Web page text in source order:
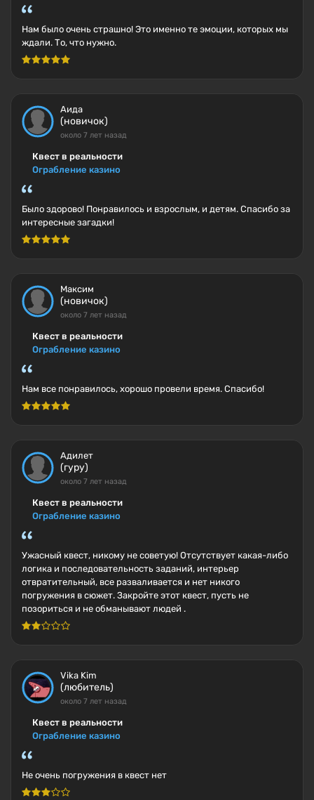
Нам было очень страшно! Это именно те эмоции, которых мы
ждали. То, что нужно.
Аида
(новичок)
около 7 лет назад
Квест в реальности
Ограбление казино
Было здорово! Понравилось и взрослым, и детям. Спасибо за
интересные загадки!
Максим
(новичок)
около 7 лет назад
Квест в реальности
Ограбление казино
Нам все понравилось, хорошо провели время. Спасибо!
Адилет
(гуру)
около 7 лет назад
Квест в реальности
Ограбление казино
Ужасный квест, никому не советую! Отсутствует какая-либо
логика и последовательность заданий, интерьер
отвратительный, все разваливается и нет никого
погружения в сюжет. Закройте этот квест, пусть не
позориться и не обманывают людей .
Vika Kim
(любитель)
около 7 лет назад
Квест в реальности
Ограбление казино
Не очень погружения в квест нет